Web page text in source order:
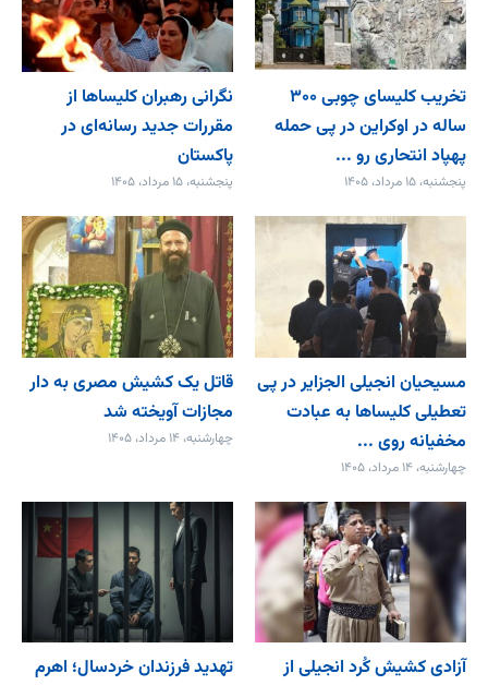
تخریب کلیسای چوبی ۳۰۰
ساله در اوکراین در پی حمله
پهپاد انتحاری رو ...
پنجشنبه، ۱۵ مرداد، ۱۴۰۵
نگرانی رهبران کلیساها از
مقررات جدید رسانه‌ای در
پاکستان
پنجشنبه، ۱۵ مرداد، ۱۴۰۵
مسیحیان انجیلی الجزایر در پی
تعطیلی کلیساها به عبادت
مخفیانه روی ...
چهارشنبه، ۱۴ مرداد، ۱۴۰۵
قاتل یک کشیش مصری به دار
مجازات آویخته شد
چهارشنبه، ۱۴ مرداد، ۱۴۰۵
آزادی کشیش کُرد انجیلی از
تهدید فرزندان خردسال؛ اهرم